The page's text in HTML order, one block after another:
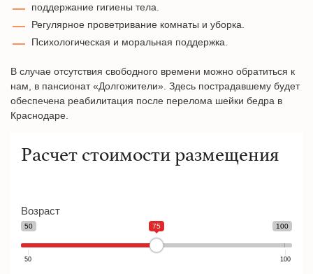
поддержание гигиены тела.
Регулярное проветривание комнаты и уборка.
Психологическая и моральная поддержка.
В случае отсутствия свободного времени можно обратиться к
нам, в пансионат «Долгожители». Здесь пострадавшему будет
обеспечена реабилитация после перелома шейки бедра в
Краснодаре.
Расчет стоимости размещения